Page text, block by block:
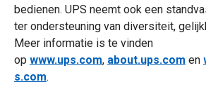
bedienen. UPS neemt ook een
ter ondersteuning van diversiteit,
Meer informatie is te vinden
op www.ups.com, about.ups.com en
s.com.